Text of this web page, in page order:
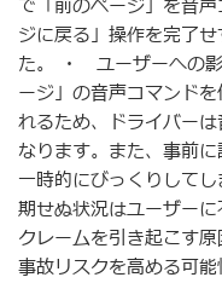
で「前のページ」を音
ジに戻る」操作を完了
た。 ・ ユーザーへの
ージ」の音声コマンド
れるため、ドライバー
なります。また、事前に
一時的にびっくりして
期せぬ状況はユーザー
クレームを引き起こす
事故リスクを高める可